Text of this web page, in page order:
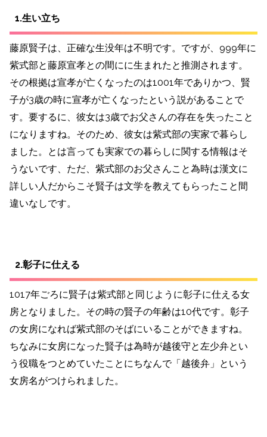
1.生い立ち
藤原賢子は、正確な生没年は不明です。ですが、999年に
紫式部と藤原宣孝との間にに生まれたと推測されます。
その根拠は宣孝が亡くなったのは1001年でありかつ、賢
子が3歳の時に宣孝が亡くなったという説があることで
す。要するに、彼女は3歳でお父さんの存在を失ったこと
になりますね。そのため、彼女は紫式部の実家で暮らし
ました。とは言っても実家での暮らしに関する情報はそ
うないです、ただ、紫式部のお父さんこと為時は漢文に
詳しい人だからこそ賢子は文学を教えてもらったこと間
違いなしです。
2.彰子に仕える
1017年ごろに賢子は紫式部と同じように彰子に仕える女
房となりました。その時の賢子の年齢は10代です。彰子
の女房になれば紫式部のそばにいることができますね。
ちなみに女房になった賢子は為時が越後守と左少弁とい
う役職をつとめていたことにちなんで「越後弁」という
女房名がつけられました。